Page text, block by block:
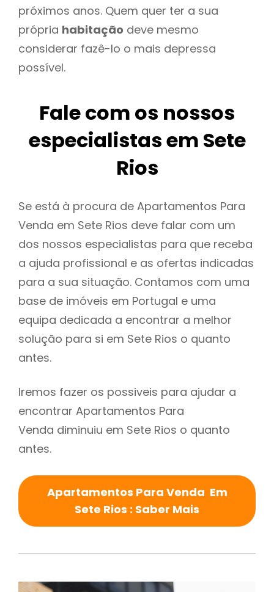
próximos anos. Quem quer ter a sua
própria habitação deve mesmo
considerar fazê-lo o mais depressa
possível.
Fale com os nossos
especialistas em Sete
Rios
Se está à procura de Apartamentos Para
Venda em Sete Rios deve falar com um
dos nossos especialistas para que receba
a ajuda profissional e as ofertas indicadas
para a sua situação. Contamos com uma
base de imóveis em Portugal e uma
equipa dedicada a encontrar a melhor
solução para si em Sete Rios o quanto
antes.
Iremos fazer os possiveis para ajudar a
encontrar Apartamentos Para
Venda diminuiu em Sete Rios o quanto
antes.
Apartamentos Para Venda Em
Sete Rios : Saber Mais